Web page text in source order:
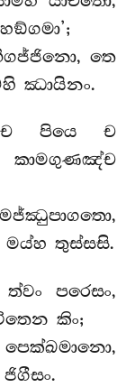
තෙ
ඣායිනං.
ච පියෙ ච
කාමගුණඤ්ච
තුස්සසි.
පරෙසං,
කිං;